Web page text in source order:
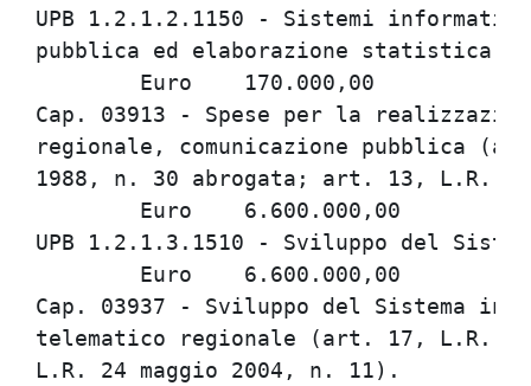
UPB 1.2.1.2.1150 - Sistemi
pubblica ed elaborazione statistica.
Cap. 03913 - Spese per la
regionale, comunicazione pubblica
1988, n. 30 abrogata; art. 13, L.R.
UPB 1.2.1.3.1510 - Sviluppo del
Cap. 03937 - Sviluppo del Sistema
telematico regionale (art. 17, L.R.
L.R. 24 maggio 2004, n. 11).